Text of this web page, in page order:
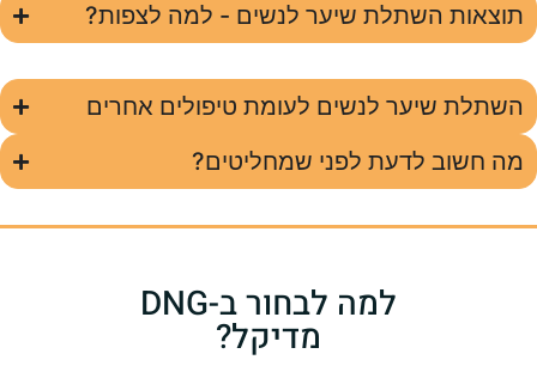
תוצאות השתלת שיער לנשים - למה לצפות?
השתלת שיער לנשים לעומת טיפולים אחרים
מה חשוב לדעת לפני שמחליטים?
למה לבחור ב-DNG
מדיקל?